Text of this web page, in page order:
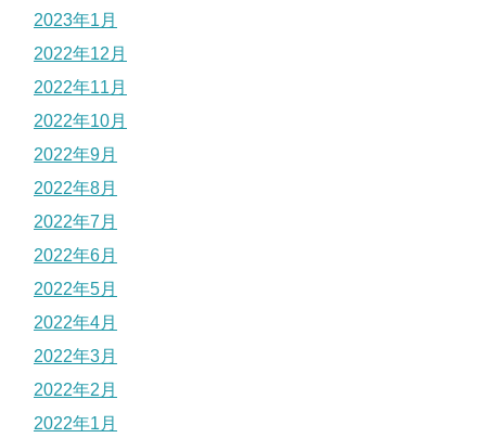
2023年1月
2022年12月
2022年11月
2022年10月
2022年9月
2022年8月
2022年7月
2022年6月
2022年5月
2022年4月
2022年3月
2022年2月
2022年1月